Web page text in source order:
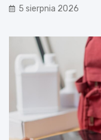
5 sierpnia 2026